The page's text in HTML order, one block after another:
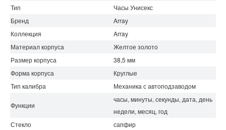
Тип
Часы Унисекс
Бренд
Array
Коллекция
Array
Материал корпуса
Желтое золото
Размер корпуса
38,5 мм
Форма корпуса
Круглые
Тип калибра
Механика с автоподзаводом
Функции
часы, минуты, секунды, дата, день
недели, месяц, год
Стекло
сапфир